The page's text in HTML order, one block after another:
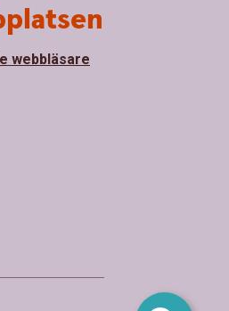
webbläsare